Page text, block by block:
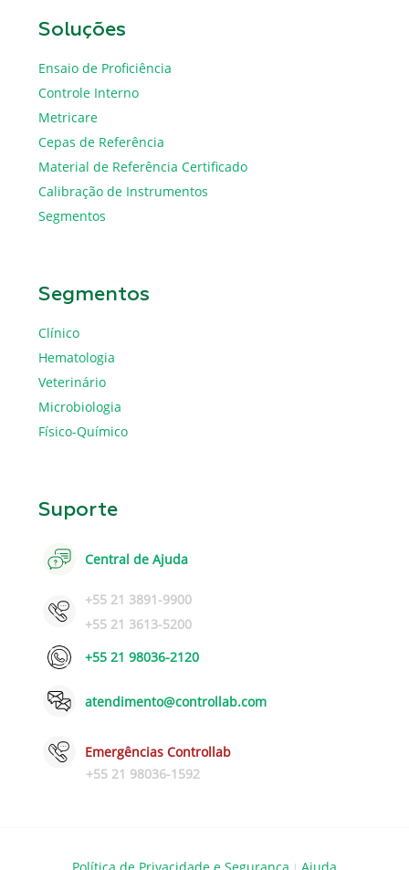
Soluções
Ensaio de Proficiência
Controle Interno
Metricare
Cepas de Referência
Material de Referência Certificado
Calibração de Instrumentos
Segmentos
Segmentos
Clínico
Hematologia
Veterinário
Microbiologia
Físico-Químico
Suporte
Central de Ajuda
+55 21 3891-9900
+55 21 3613-5200
+55 21 98036-2120
atendimento@controllab.com
Emergências Controllab
+55 21 98036-1592